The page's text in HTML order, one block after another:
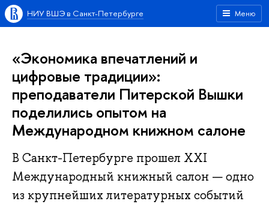
Меню
НИУ ВШЭ в Санкт-Петербурге
«Экономика впечатлений и
цифровые традиции»:
преподаватели Питерской Вышки
поделились опытом на
Международном книжном салоне
В Санкт-Петербурге прошел XXI
Международный книжный салон — одно
из крупнейших литературных событий